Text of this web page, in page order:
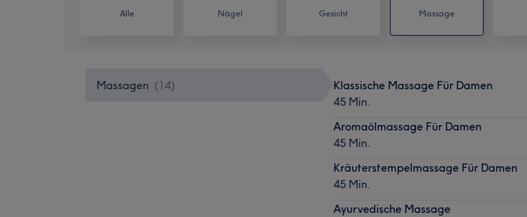
Alle Nägel Gesicht Massage
Massagen (14)
Klassische Massage Für Damen
45 Min.
Aromaölmassage Für Damen
45 Min.
Kräuterstempelmassage Für Damen
45 Min.
Ayurvedische Massage